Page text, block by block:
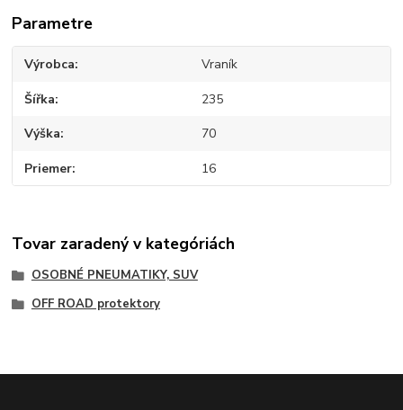
Parametre
Výrobca Vraník
Šířka 235
Výška 70
Priemer 16
Tovar zaradený v kategóriách
OSOBNÉ PNEUMATIKY, SUV
OFF ROAD protektory